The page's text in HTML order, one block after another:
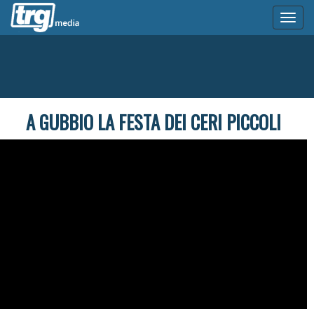
A GUBBIO LA FESTA DEI CERI PICCOLI